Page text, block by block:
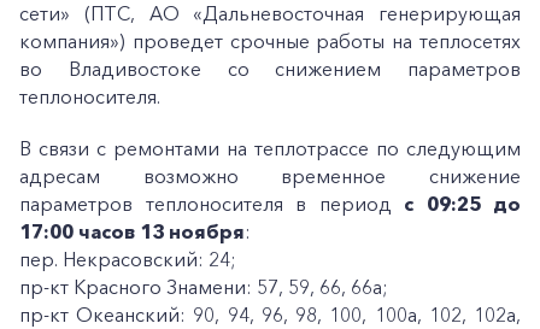
сети» (ПТС, АО «Дальневосточная генерирующая
компания») проведет срочные работы на теплосетях
во Владивостоке со снижением параметров
теплоносителя.
В связи с ремонтами на теплотрассе по следующим
адресам возможно временное снижение
параметров теплоносителя в период с 09:25 до
17:00 часов 13 ноября:
пер. Некрасовский: 24;
пр-кт Красного Знамени: 57, 59, 66, 66а;
пр-кт Океанский: 90, 94, 96, 98, 100, 100а, 102, 102а,